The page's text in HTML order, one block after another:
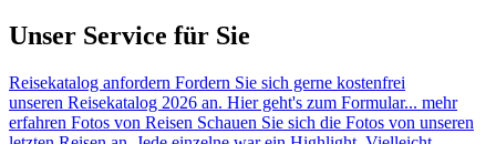
Unser Service für Sie
Reisekatalog anfordern Fordern Sie sich gerne kostenfrei
unseren Reisekatalog 2026 an. Hier geht's zum Formular... mehr
erfahren Fotos von Reisen Schauen Sie sich die Fotos von unseren